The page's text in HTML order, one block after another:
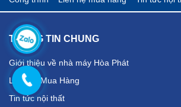
THÔNG TIN CHUNG
Giới thiệu về nhà máy Hòa Phát
Liên Hệ Mua Hàng
Tin tức nội thất